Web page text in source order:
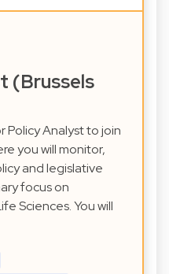
(Brussels
Policy Analyst to join
you will monitor,
and legislative
focus on
Sciences. You will